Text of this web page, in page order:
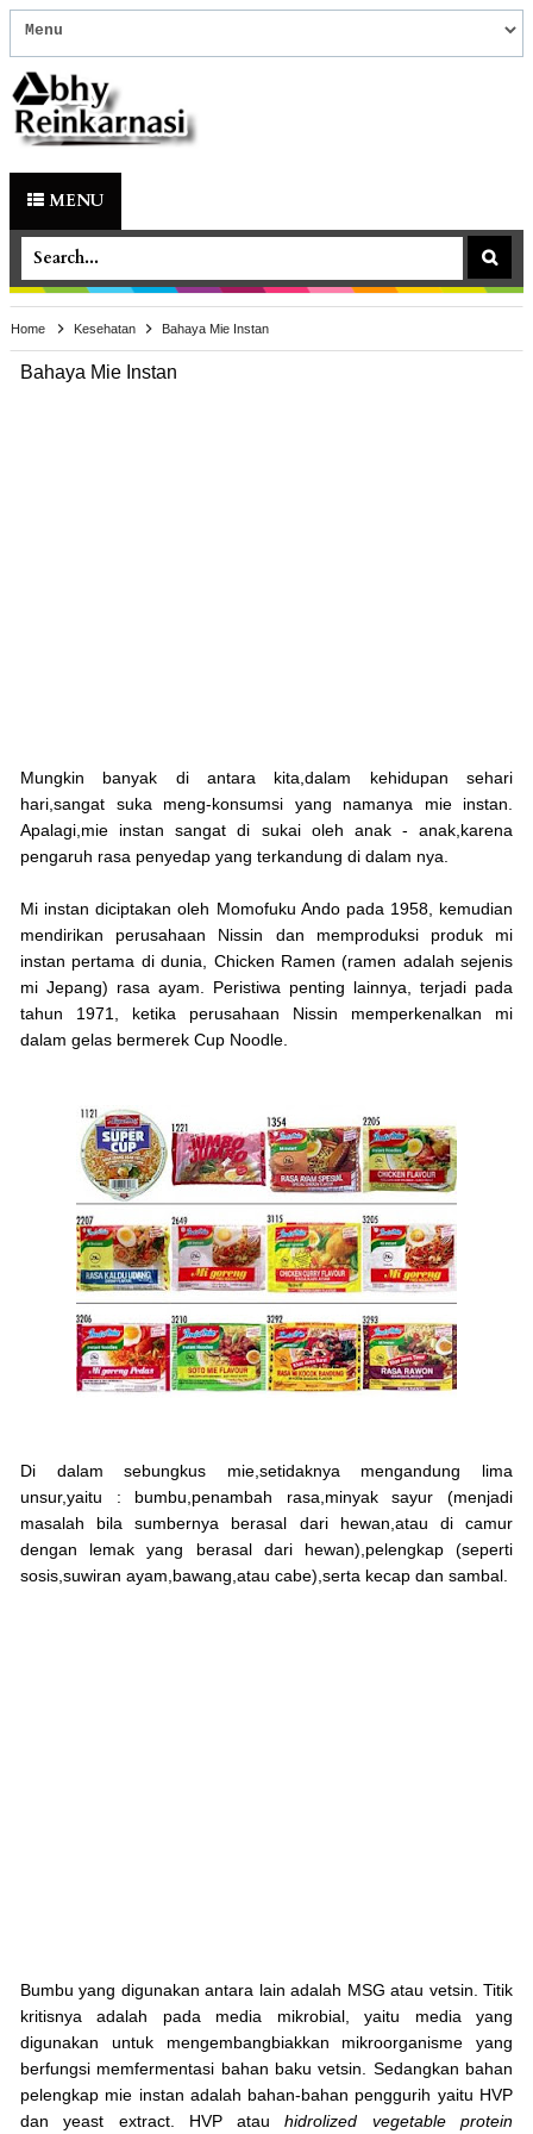
MENU
Home Kesehatan Bahaya Mie Instan
Bahaya Mie Instan
Mungkin banyak di antara kita,dalam kehidupan sehari
hari,sangat suka meng-konsumsi yang namanya mie instan.
Apalagi,mie instan sangat di sukai oleh anak - anak,karena
pengaruh rasa penyedap yang terkandung di dalam nya.
Mi instan diciptakan oleh Momofuku Ando pada 1958, kemudian
mendirikan perusahaan Nissin dan memproduksi produk mi
instan pertama di dunia, Chicken Ramen (ramen adalah sejenis
mi Jepang) rasa ayam. Peristiwa penting lainnya, terjadi pada
tahun 1971, ketika perusahaan Nissin memperkenalkan mi
dalam gelas bermerek Cup Noodle.
Di dalam sebungkus mie,setidaknya mengandung lima
unsur,yaitu : bumbu,penambah rasa,minyak sayur (menjadi
masalah bila sumbernya berasal dari hewan,atau di camur
dengan lemak yang berasal dari hewan),pelengkap (seperti
sosis,suwiran ayam,bawang,atau cabe),serta kecap dan sambal.
Bumbu yang digunakan antara lain adalah MSG atau vetsin. Titik
kritisnya adalah pada media mikrobial, yaitu media yang
digunakan untuk mengembangbiakkan mikroorganisme yang
berfungsi memfermentasi bahan baku vetsin. Sedangkan bahan
pelengkap mie instan adalah bahan-bahan penggurih yaitu HVP
dan yeast extract. HVP atauhidrolized vegetable protein